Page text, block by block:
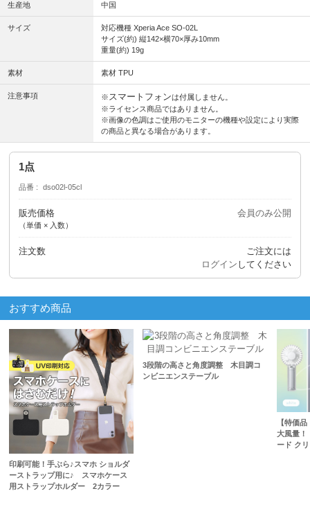
生産地 中国
サイズ
対応機種 Xperia Ace SO-02L
サイズ(約) 縦142×横70×厚み10mm
重量(約) 19g
素材 素材 TPU
注意事項 ※スマートフォンは付属しません。
※ライセンス商品ではありません。
※画像の色調はご使用のモニターの機種や設定により実際
の商品と異なる場合があります。
1点
品番 dso02l-05cl
販売価格
（単価 × 入数）
会員のみ公開
注文数
ご注文には
ログイン してください
おすすめ商品
印刷可能！手ぶら♪スマホ ショルダ
ーストラップ用に♪ スマホケース
用ストラップホルダー 2カラー
3段階の高さと角度調整 木目調コ
ンビニエンステーブル
【特価
大風量
ード ク